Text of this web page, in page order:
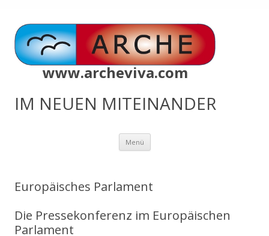
www.archeviva.com
IM NEUEN MITEINANDER
Menü Zum
springen
Europäisches Parlament
Die Pressekonferenz im Europäischen
Parlament